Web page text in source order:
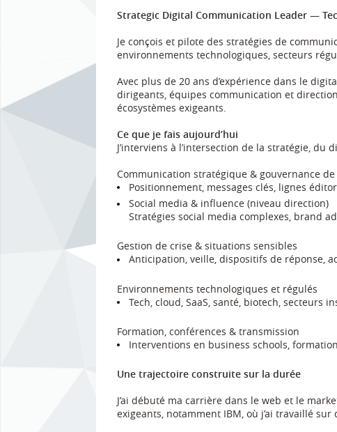
Strategic Digital Communication Leader —
Je conçois et pilote des stratégies de
environnements technologiques, secteurs
Avec plus de 20 ans d’expérience dans le
dirigeants, équipes communication et
écosystèmes exigeants.
Ce que je fais aujourd’hui
J’interviens à l’intersection de la stratégie,
Communication stratégique & gouvernance
Positionnement, messages clés, lignes
Social media & influence (niveau direction)
Stratégies social media complexes, brand
Gestion de crise & situations sensibles
Anticipation, veille, dispositifs de réponse,
Environnements technologiques et régulés
Tech, cloud, SaaS, santé, biotech, secteurs
Formation, conférences & transmission
Interventions en business schools,
Une trajectoire construite sur la durée
J’ai débuté ma carrière dans le web et le
exigeants, notamment IBM, où j’ai travaillé